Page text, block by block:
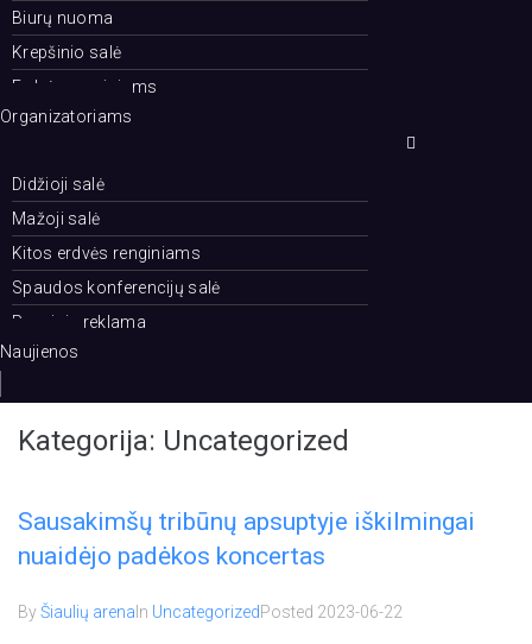
Biurų nuoma
Krepšinio salė
Erdvės renginiams
Organizatoriams
Didžioji salė
Mažoji salė
Kitos erdvės renginiams
Spaudos konferencijų salė
Renginių reklama
Naujienos
Kategorija: Uncategorized
Sausakimšų tribūnų apsuptyje iškilmingai
nuaidėjo padėkos koncertas
ByŠiaulių arena In UncategorizedPosted 2023-06-22